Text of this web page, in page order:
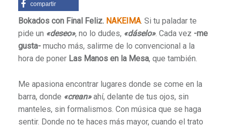
compartir
Bokados con Final Feliz. NAKEIMA. Si tu paladar te
pide un «deseo», no lo dudes, «dáselo». Cada vez -me
gusta-mucho más, salirme de lo convencional a la
hora de poner Las Manos en la Mesa, que también.
Me apasiona encontrar lugares donde se come en la
barra, donde «crean»ahí, delante de tus ojos, sin
manteles, sin formalismos. Con música que se haga
sentir. Donde no te haces más mayor, cuando el trato